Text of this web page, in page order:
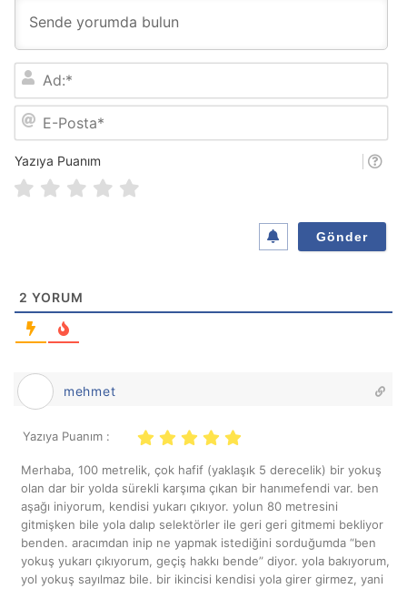
:
P
Yazıya Puanım
2 YORUM
mehmet
Yazıya Puanım :
Merhaba, 100 metrelik, çok hafif (yaklaşık 5 derecelik) bir yokuş
olan dar bir yolda sürekli karşıma çıkan bir hanımefendi var. ben
aşağı iniyorum, kendisi yukarı çıkıyor. yolun 80 metresini
gitmişken bile yola dalıp selektörler ile geri geri gitmemi bekliyor
benden. aracımdan inip ne yapmak istediğini sorduğumda “ben
yokuş yukarı çıkıyorum, geçiş hakkı bende” diyor. yola bakıyorum,
yol yokuş sayılmaz bile. bir ikincisi kendisi yola girer girmez, yani